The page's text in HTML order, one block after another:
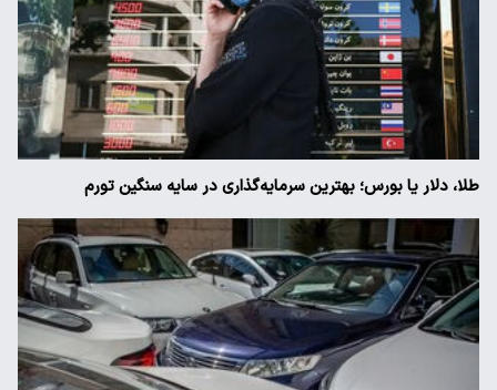
طلا، دلار یا بورس؛ بهترین سرمایه‌گذاری در سایه سنگین تورم